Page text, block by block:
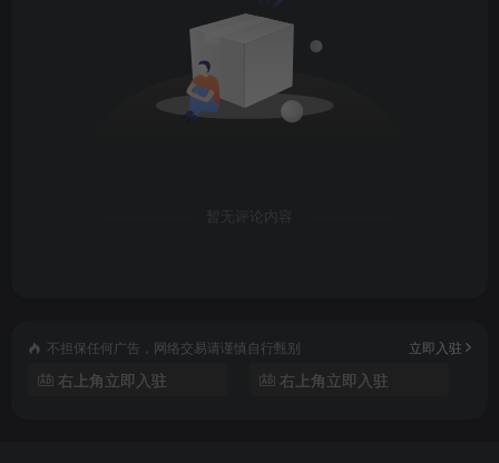
├─03.后期创作部分
│02.Ai的人声理论和简单实操.mp4
│05.SunoAI原创漫剧配乐生成实操_基础.mp4
暂无评论内容
不担保任何广告，网络交易请谨慎自行甄别 立即入驻
右上角立即入驻 右上角立即入驻